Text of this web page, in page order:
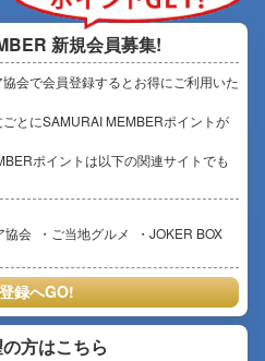
新規会員募集!
協会で会員登録するとお得にご利用いた
ごとにSAMURAI MEMBERポイントが
ポイントは以下の関連サイトでも
協会 ご当地グルメ
JOKER BOX
録へGO!
方はこちら